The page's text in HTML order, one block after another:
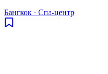
Бангкок · Спа-центр